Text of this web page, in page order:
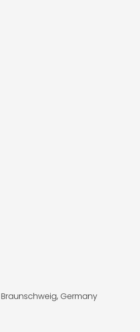
Braunschweig, Germany